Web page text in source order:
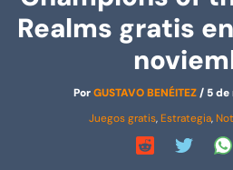
Realms gratis
PorGUSTAVO BENÉITEZ/ 5 de
Juegos gratis, Estrategia,